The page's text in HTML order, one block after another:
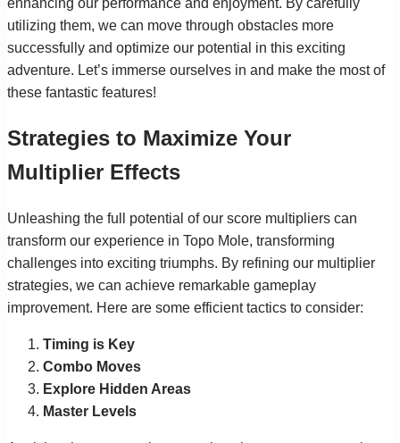
utilizing them, we can move through obstacles more
successfully and optimize our potential in this exciting
adventure. Let’s immerse ourselves in and make the most of
these fantastic features!
Strategies to Maximize Your
Multiplier Effects
Unleashing the full potential of our score multipliers can
transform our experience in Topo Mole, transforming
challenges into exciting triumphs. By refining our multiplier
strategies, we can achieve remarkable gameplay
improvement. Here are some efficient tactics to consider:
Timing is Key
Combo Moves
Explore Hidden Areas
Master Levels